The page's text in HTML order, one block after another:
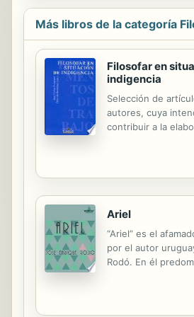
variar, al igual que
Musas siempre
Lo que debe
origen múltiple,
la cual las Musas,
nuestro tema: no
su nombre, ese
desde el inicio,
pregunta: ¿por
Más libros de la categoría
Filosofar en
indigencia
Selección de
autores, cuya
contribuir a la
América Latina, su
situación social y
problemas
continente.
Ariel
“Ariel” es el
por el autor
Rodó. En él
estilo literario y
dirigido